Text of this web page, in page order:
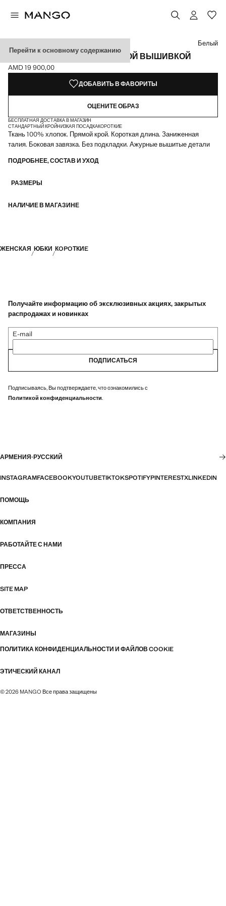
Перейти к основному содержанию
ХЛОПКОВАЯ ЮБКА С АЖУРНОЙ ВЫШИВКОЙ
Текущая цена [AMD 19 900,00 ]
AMD 19 900,00
Выберите цвет
Белый
ДОБАВИТЬ В ФАВОРИТЫ
ОЦЕНИТЕ ОБРАЗ
БЕСПЛАТНАЯ ДОСТАВКА В МАГАЗИН
СТАНДАРТНЫЙ КРОЙНИЗКАЯ ПОСАДКАКОРОТКИЕ
Ткань 100% хлопок. Прямой крой. Короткая длина. Заниженная
талия. Боковая завязка. Без подкладки. Ажурные вышитые детали
ПОДРОБНЕЕ, СОСТАВ И УХОД
РАЗМЕРЫ
НАЛИЧИЕ В МАГАЗИНЕ
ЖЕНСКАЯ ЮБКИ КOPOТКИE
Получайте информацию об эксклюзивных акциях, закрытых
распродажах и новинках
E-mail
ПОДПИСАТЬСЯ
Подписываясь, Вы подтверждаете, что ознакомились с
Политикой конфиденциальности.
АРМЕНИЯ·РУССКИЙ
INSTAGRAMFACEBOOKYOUTUBETIKTOKSPOTIFYPINTERESTXLINKEDIN
ПОМОЩЬ
КОМПАНИЯ
РАБОТАЙТЕ С НАМИ
ПРЕССА
SITE MAP
ОТВЕТСТВЕННОСТЬ
МАГАЗИНЫ
ПОЛИТИКА КОНФИДЕНЦИАЛЬНОСТИ И ФАЙЛОВ COOKIE
ЭТИЧЕСКИЙ КАНАЛ
© 2026 MANGO Все права защищены